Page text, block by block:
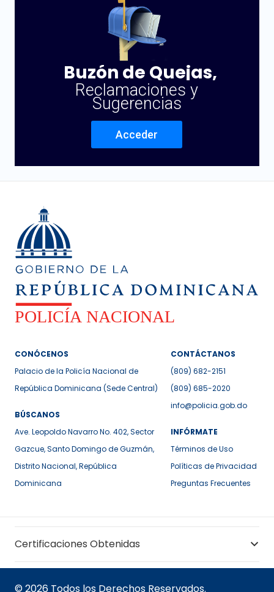
Buzón de Quejas,
Reclamaciones y
Sugerencias
Acceder
CONÓCENOS
Palacio de la Policía Nacional de
República Dominicana (Sede Central)
BÚSCANOS
Ave. Leopoldo Navarro No. 402, Sector
Gazcue, Santo Domingo de Guzmán,
Distrito Nacional, República
Dominicana
CONTÁCTANOS
(809) 682-2151
(809) 685-2020
info@policia.gob.do
INFÓRMATE
Términos de Uso
Políticas de Privacidad
Preguntas Frecuentes
Certificaciones Obtenidas
© 2026 Todos los Derechos Reservados.